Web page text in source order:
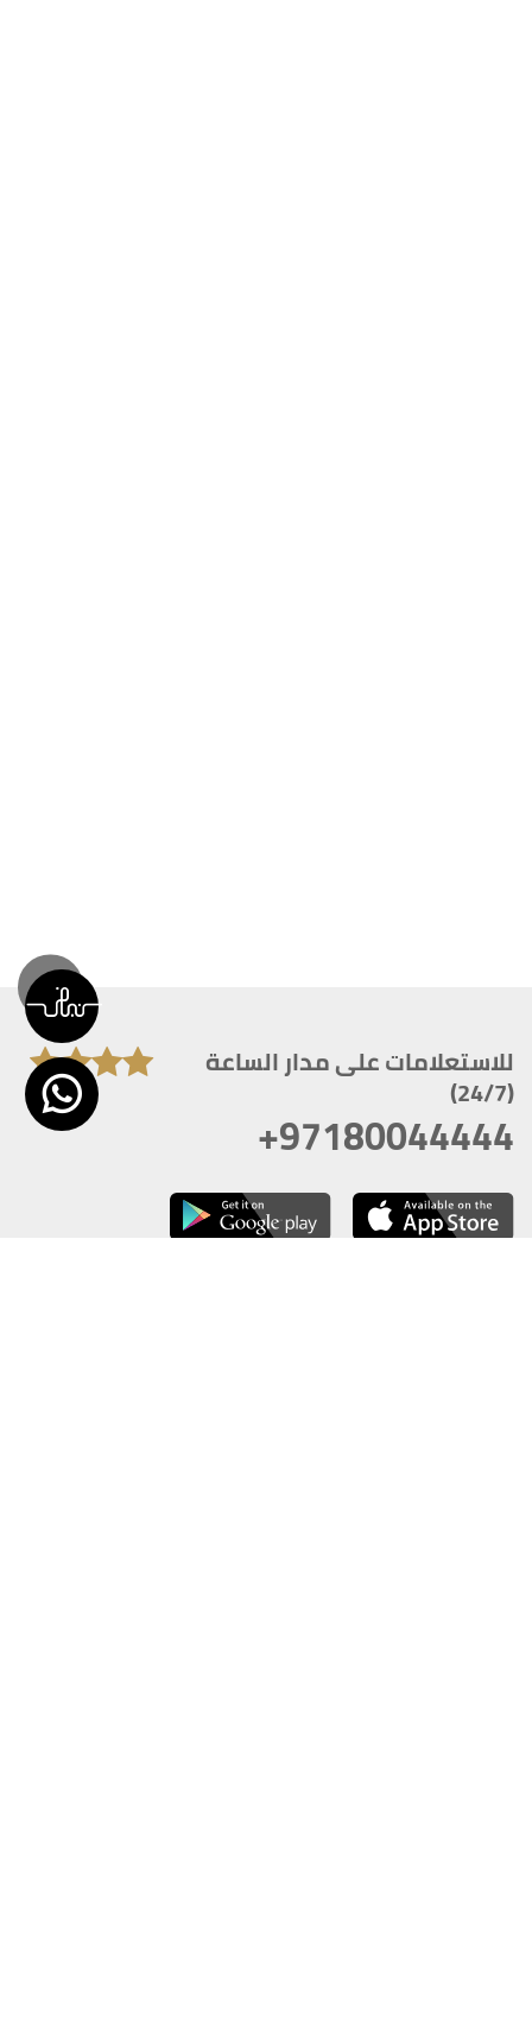
للاستعلامات على مدار الساعة
(24/7)
+97180044444